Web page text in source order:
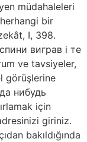
müdahaleleri
bir
I, 398.
виграв і те
ve tavsiyeler,
görüşlerine
нибудь
için
giriniz.
bakıldığında